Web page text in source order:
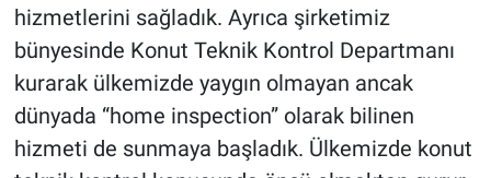
hizmetlerini sağladık. Ayrıca şirketimiz
bünyesinde Konut Teknik Kontrol Departmanı
kurarak ülkemizde yaygın olmayan ancak
dünyada “home inspection” olarak bilinen
hizmeti de sunmaya başladık. Ülkemizde konut